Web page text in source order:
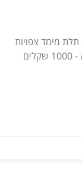
מימד צפויות
לנוע בין 80 שקלים ועד אזור ה - 1000 שקלים